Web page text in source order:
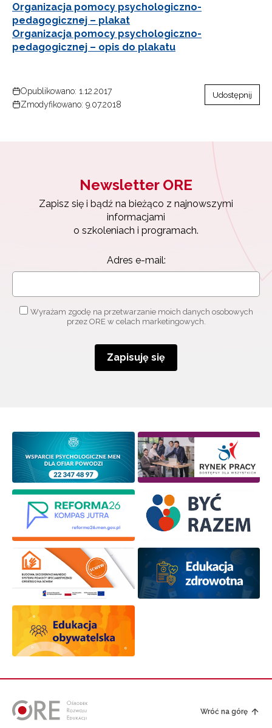
Organizacja pomocy psychologiczno-
pedagogicznej – plakat
Organizacja pomocy psychologiczno-
pedagogicznej – opis do plakatu
Opublikowano: 1.12.2017
Zmodyfikowano: 9.07.2018
Udostępnij
Newsletter ORE
Zapisz się i bądź na bieżąco z najnowszymi
informacjami
o szkoleniach i programach.
Adres e-mail:
Wyrażam zgodę na przetwarzanie moich danych osobowych
przez ORE w celach marketingowych.
Zapisuję się
Wróć na górę